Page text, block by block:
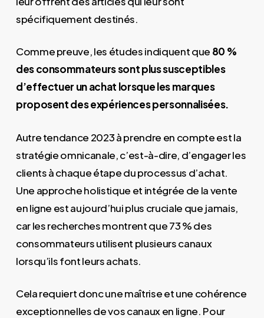
spécifiquement destinés.
Comme preuve, les études indiquent que 80 %
des consommateurs sont plus susceptibles
d’effectuer un achat lorsque les marques
proposent des expériences personnalisées.
Autre tendance 2023 à prendre en compte est la
stratégie omnicanale, c’est-à-dire, d’engager les
clients à chaque étape du processus d’achat.
Une approche holistique et intégrée de la vente
en ligne est aujourd’hui plus cruciale que jamais,
car les recherches montrent que 73 % des
consommateurs utilisent plusieurs canaux
lorsqu’ils font leurs achats.
Cela requiert donc une maîtrise et une cohérence
exceptionnelles de vos canaux en ligne. Pour